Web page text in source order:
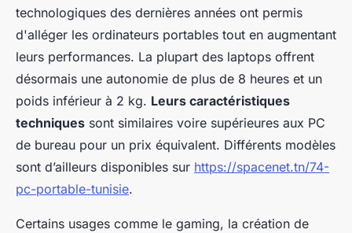
technologiques des dernières années ont permis
d'alléger les ordinateurs portables tout en augmentant
leurs performances. La plupart des laptops offrent
désormais une autonomie de plus de 8 heures et un
poids inférieur à 2 kg. Leurs caractéristiques
techniques sont similaires voire supérieures aux PC
de bureau pour un prix équivalent. Différents modèles
sont d’ailleurs disponibles sur https://spacenet.tn/74-
pc-portable-tunisie.
Certains usages comme le gaming, la création de